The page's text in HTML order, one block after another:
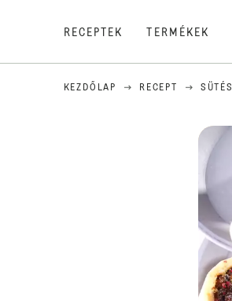
RECEPTEK TERMÉKEK
KEZDŐLAP RECEPT SÜTÉS